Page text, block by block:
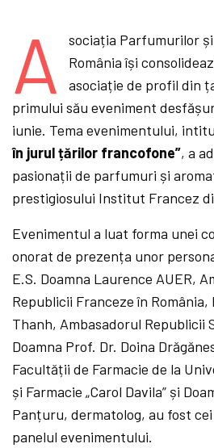
A
sociația Parfumurilor
România își
asociație de profil din
primului său eveniment
iunie. Tema evenimentului,
în jurul țărilor francofone”, a
pasionații de parfumuri și
prestigiosului Institut Francez
Evenimentul a luat forma unei
onorat de prezența unor
E.S. Doamna Laurence AUER,
Republicii Franceze în România,
Thanh, Ambasadorul Republicii
Doamna Prof. Dr. Doina
Facultății de Farmacie de la
și Farmacie „Carol Davila” și
Panțuru, dermatolog, au fost
panelul evenimentului.